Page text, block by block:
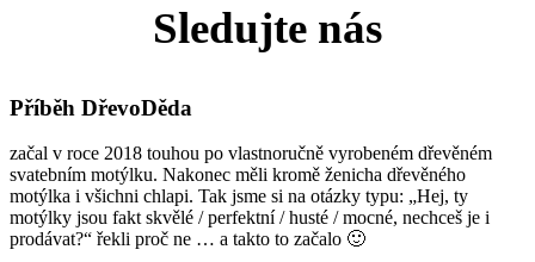
Sledujte nás
Příběh DřevoDěda
začal v roce 2018 touhou po vlastnoručně vyrobeném dřevěném
svatebním motýlku. Nakonec měli kromě ženicha dřevěného
motýlka i všichni chlapi. Tak jsme si na otázky typu: „Hej, ty
motýlky jsou fakt skvělé / perfektní / husté / mocné, nechceš je i
prodávat?“ řekli proč ne … a takto to začalo 🙂